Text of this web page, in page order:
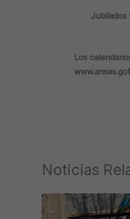
Jubilados
Los
Noticias